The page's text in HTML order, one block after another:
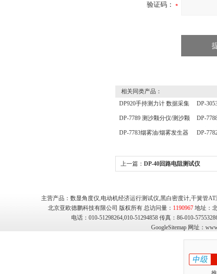
验证码：
相关同类产品：
DP920手持测力计 数据采集
分析仪 压力传感器仪表
DP-
定仪 有
DP-7789 测沙颗分仪/测沙颗
分仪/ 测沙颗检测仪
DP-
温度测
DP-7783烟雾油/烟雾发生器
DP-
上一篇： DP-40回路电阻测试仪
主营产品：数显角度仪,电动机经济运行测试仪,黑白密度计,干簧管
北京亚欧德鹏科技有限公司 版权所有 总访问量： 1190967地址：
电话：010-51298264,010-51294858 传真：86-010-
GoogleSitemap网址：